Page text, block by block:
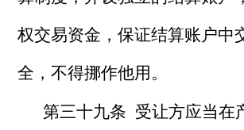
权交易资金，保证结算账户中
全，不得挪作他用。
第三十九条 受让方应当在